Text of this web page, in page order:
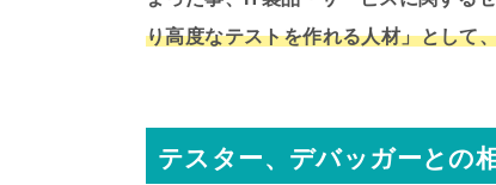
り高度なテストを作れる人材」として
テスター、デバッガーとの